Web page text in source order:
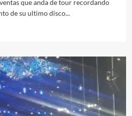
que anda de tour recordando
de su ultimo disco...